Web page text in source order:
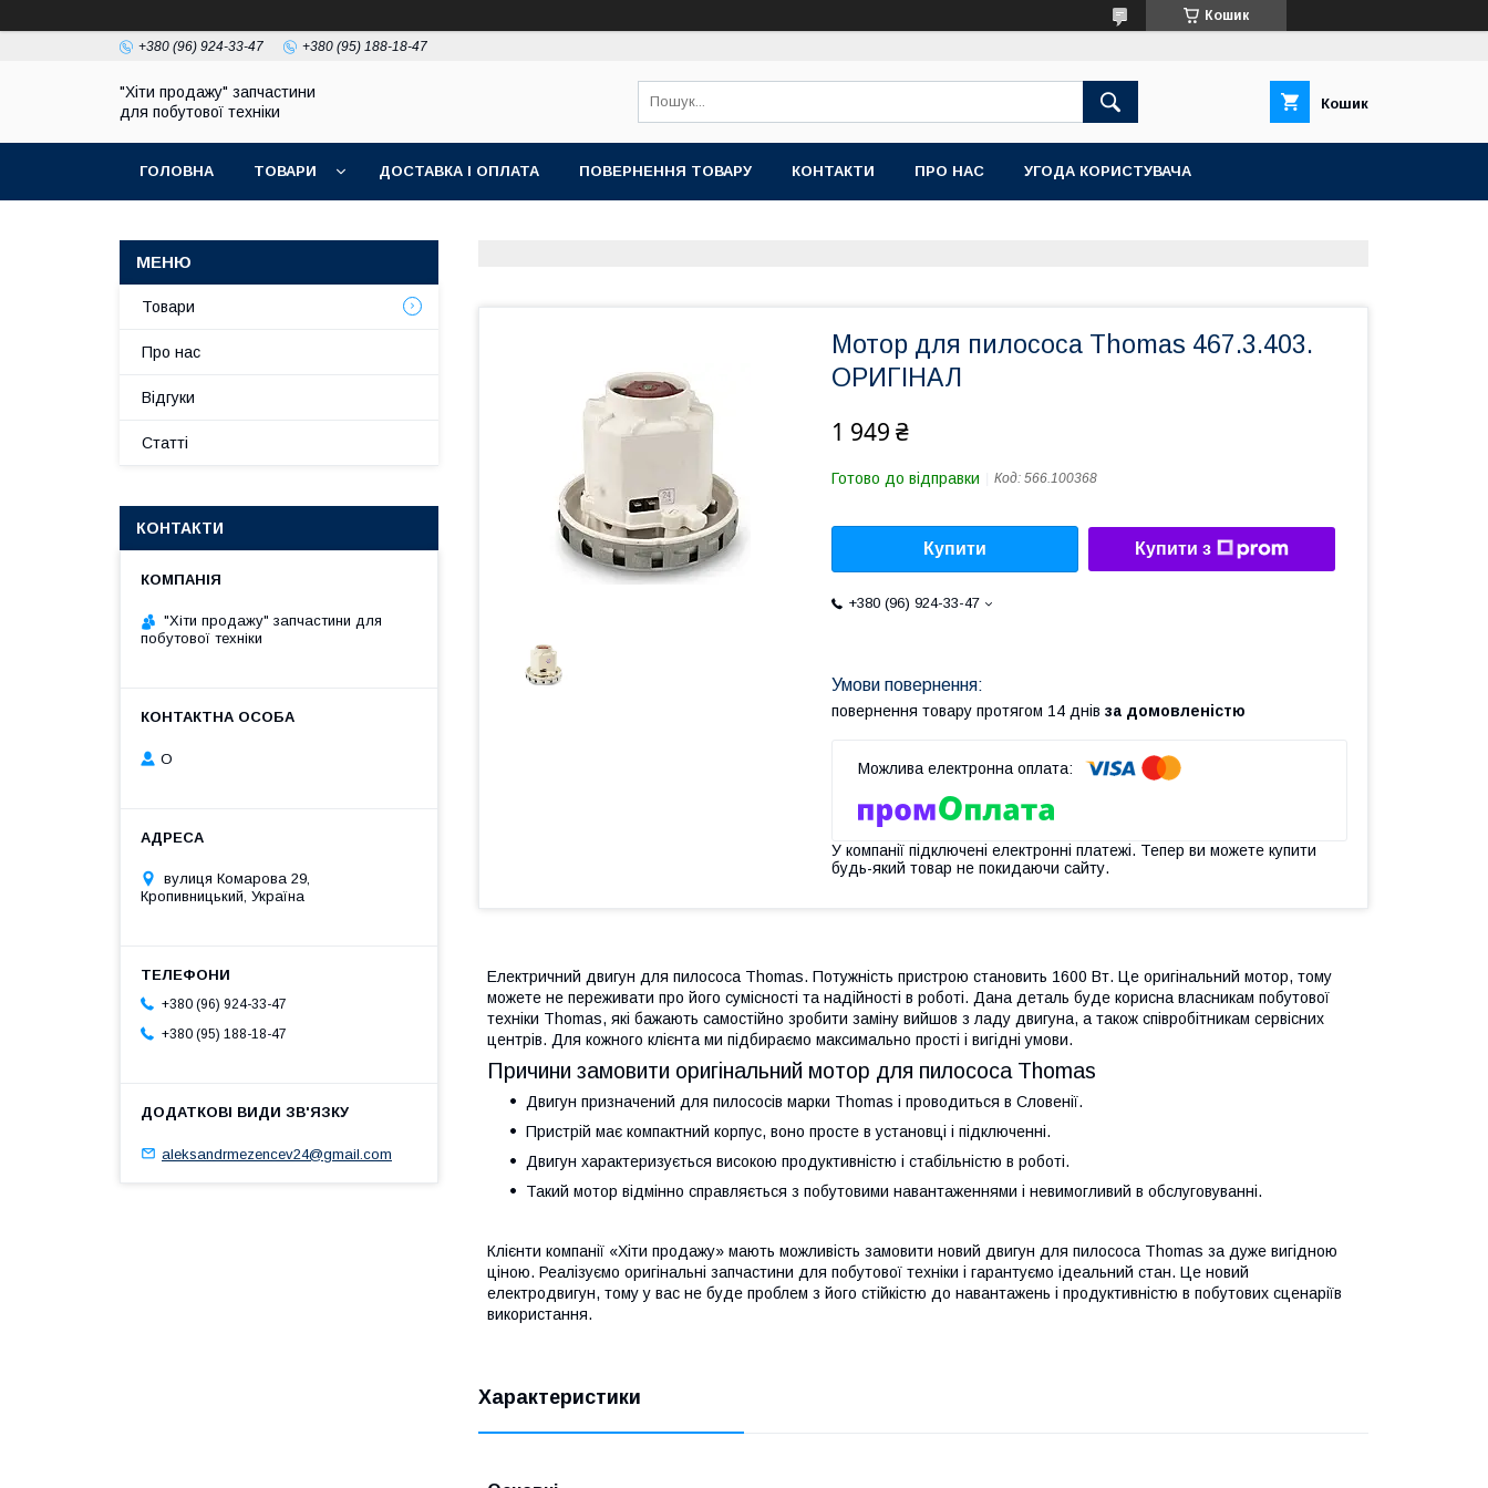
Кошик
+380 (96) 924-33-47 +380 (95) 188-18-47
"Хіти продажу" запчастини
для побутової техніки
Кошик
ГОЛОВНА ТОВАРИ ДОСТАВКА І ОПЛАТА ПОВЕРНЕННЯ ТОВАРУ КОНТАКТИ ПРО НАС УГОДА КОРИСТУВАЧА
Мотор для пилососа Thomas 467.3.403.
ОРИГІНАЛ
1 949 ₴
Готово до відправки Код: 566.100368
Купити Купити з
+380 (96) 924-33-47
повернення товару протягом 14 днів за домовленістю
У компанії підключені електронні платежі. Тепер ви можете купити
будь-який товар не покидаючи сайту.
Електричний двигун для пилососа Thomas. Потужність пристрою становить 1600 Вт. Це оригінальний мотор, тому
можете не переживати про його сумісності та надійності в роботі. Дана деталь буде корисна власникам побутової
техніки Thomas, які бажають самостійно зробити заміну вийшов з ладу двигуна, а також співробітникам сервісних
центрів. Для кожного клієнта ми підбираємо максимально прості і вигідні умови.
Причини замовити оригінальний мотор для пилососа Thomas
Двигун призначений для пилососів марки Thomas і проводиться в Словенії.
Пристрій має компактний корпус, воно просте в установці і підключенні.
Двигун характеризується високою продуктивністю і стабільністю в роботі.
Такий мотор відмінно справляється з побутовими навантаженнями і невимогливий в обслуговуванні.
Клієнти компанії «Хіти продажу» мають можливість замовити новий двигун для пилососа Thomas за дуже вигідною
ціною. Реалізуємо оригінальні запчастини для побутової техніки і гарантуємо ідеальний стан. Це новий
електродвигун, тому у вас не буде проблем з його стійкістю до навантажень і продуктивністю в побутових сценаріїв
використання.
Характеристики
Товари
Про нас
Відгуки
Статті
КОНТАКТИ
"Хіти продажу" запчастини для
побутової техніки
О
вулиця Комарова 29,
Кропивницький, Україна
+380 (96) 924-33-47
+380 (95) 188-18-47
aleksandrmezencev24@gmail.com